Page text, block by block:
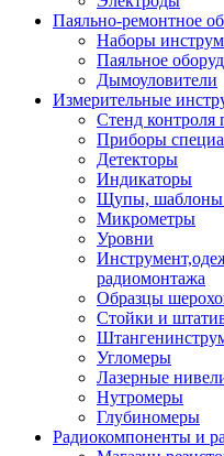
Паяльно-ремонтное
Наборы
Паяльное
Дымоуловители
Измерительные
Стенд контроля
Приборы
Детекторы
Индикаторы
Щупы, шаблоны
Микрометры
Уровни
радиомонтажа
Образцы
Стойки и
Угломеры
Лазерные
Нутромеры
Глубиномеры
Радиокомпоненты и